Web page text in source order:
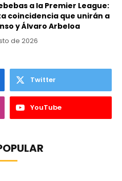
a la Premier League:
coincidencia que unirán a
y Álvaro Arbeloa
de 2026
Twitter
YouTube